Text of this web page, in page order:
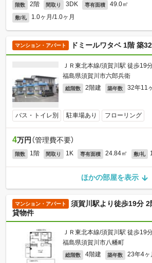
階数 2階 間取り 3DK 専有面積 49.0㎡
敷/礼 1.0ヶ月/1.0ヶ月
マンション・アパート ドミールワタベ 1階 築
ＪＲ東北本線/須賀川駅 徒歩19
福島県須賀川市六郎兵衛
総階数 2階建 築年数 32年11
バス・トイレ別 駐車場あり フローリング
4万円 （管理費不要）
階数 1階 間取り 1K 専有面積 24.84㎡ 敷/礼
ほかの部屋を表示
マンション・アパート
須賀川駅より徒歩19分
貸物件
ＪＲ東北本線/須賀川駅 徒歩19
福島県須賀川市八幡町
総階数 4階建 築年数 23年4ヶ